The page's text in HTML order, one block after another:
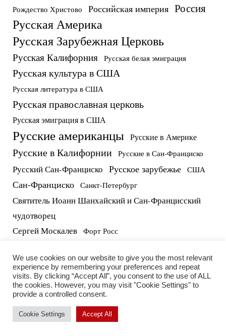
Рождество Христово Российская империя Россия
Русская Америка
Русская Зарубежная Церковь
Русская Калифорния Русская белая эмиграция
Русская культура в США
Русская литература в США
Русская православная церковь
Русская эмиграция в США
Русские американцы Русские в Америке
Русские в Калифорнии Русские в Сан-Франциско
Русский Сан-Франциско Русское зарубежье США
Сан-Франциско Санкт-Петербург
Святитель Иоанн Шанхайский и Сан-Францисский
чудотворец
Сергей Москалев Форт Росс
We use cookies on our website to give you the most relevant
experience by remembering your preferences and repeat
visits. By clicking “Accept All”, you consent to the use of ALL
the cookies. However, you may visit "Cookie Settings" to
provide a controlled consent.
Cookie Settings Accept All